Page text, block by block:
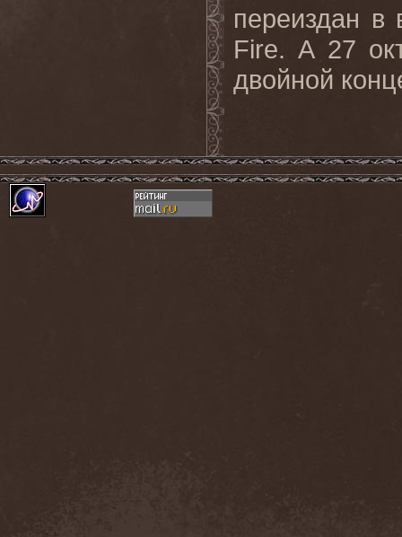
переиздан в
Fire. А 27
двойной